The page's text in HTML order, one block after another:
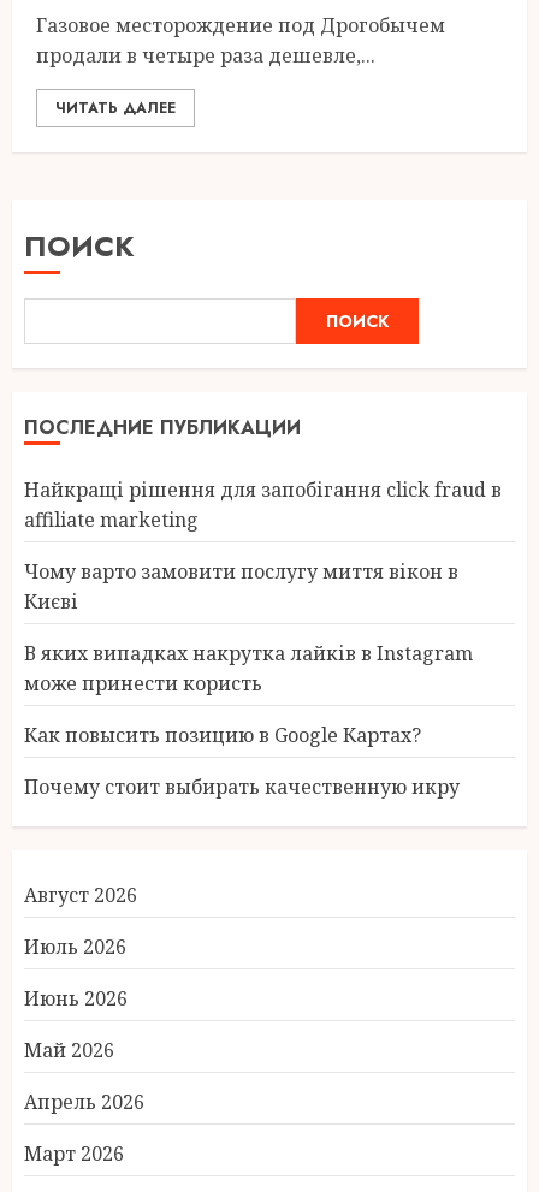
Газовое месторождение под Дрогобычем
продали в четыре раза дешевле,...
ЧИТАТЬ ДАЛЕЕ
ПОИСК
ПОИСК
ПОСЛЕДНИЕ ПУБЛИКАЦИИ
Найкращі рішення для запобігання click fraud в
affiliate marketing
Чому варто замовити послугу миття вікон в
Києві
В яких випадках накрутка лайків в Instagram
може принести користь
Как повысить позицию в Google Картах?
Почему стоит выбирать качественную икру
Август 2026
Июль 2026
Июнь 2026
Май 2026
Апрель 2026
Март 2026